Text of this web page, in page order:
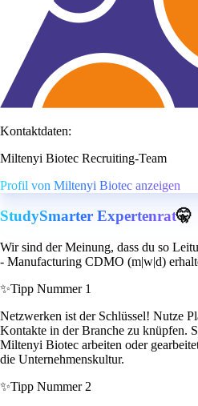
Kontaktdaten:
Miltenyi Biotec Recruiting-Team
Profil von Miltenyi Biotec anzeigen
StudySmarter Expertenrat🤫
Wir sind der Meinung, dass du so
- Manufacturing CDMO (m|w|d)
✨Tipp Nummer 1
Netzwerken ist der Schlüssel! Nutze
Kontakte in der Branche zu knüpfen.
Miltenyi Biotec arbeiten oder
die Unternehmenskultur.
✨Tipp Nummer 2